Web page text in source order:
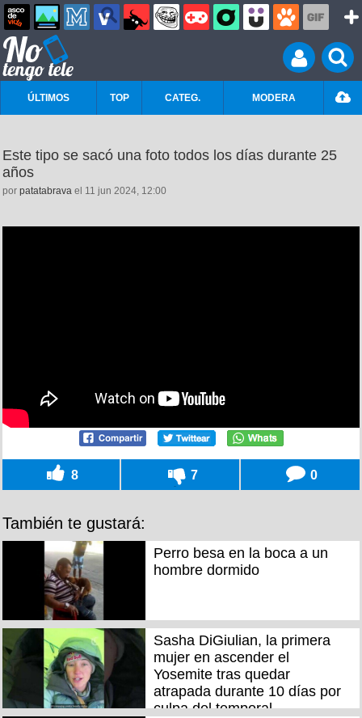
ÚLTIMOS TOP CATEG. MODERA
Este tipo se sacó una foto todos los días durante 25
años
por patatabrava el 11 jun 2024, 12:00
8 7 0
También te gustará:
Perro besa en la boca a un
hombre dormido
Sasha DiGiulian, la primera
mujer en ascender el
Yosemite tras quedar
atrapada durante 10 días por
culpa del temporal